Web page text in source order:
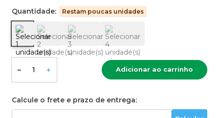
Quantidade: Restam poucas unidades
＋
－ Adicionar ao carrinho
Calcule o frete e prazo de entrega: